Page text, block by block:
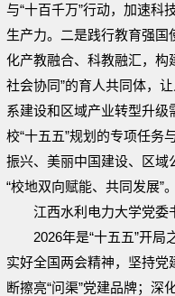
与“十百千万”行动，加速科
生产力。二是践行教育强
化产教融合、科教融汇，构
社会协同”的育人共同体，
系建设和区域产业转型升
校“十五五”规划的专项任务
振兴、美丽中国建设、区域
“校地双向赋能、共同发展”。
江西水利电力大学党委
2026年是“十五五”开
实好全国两会精神，坚持
断擦亮“问渠”党建品牌；深